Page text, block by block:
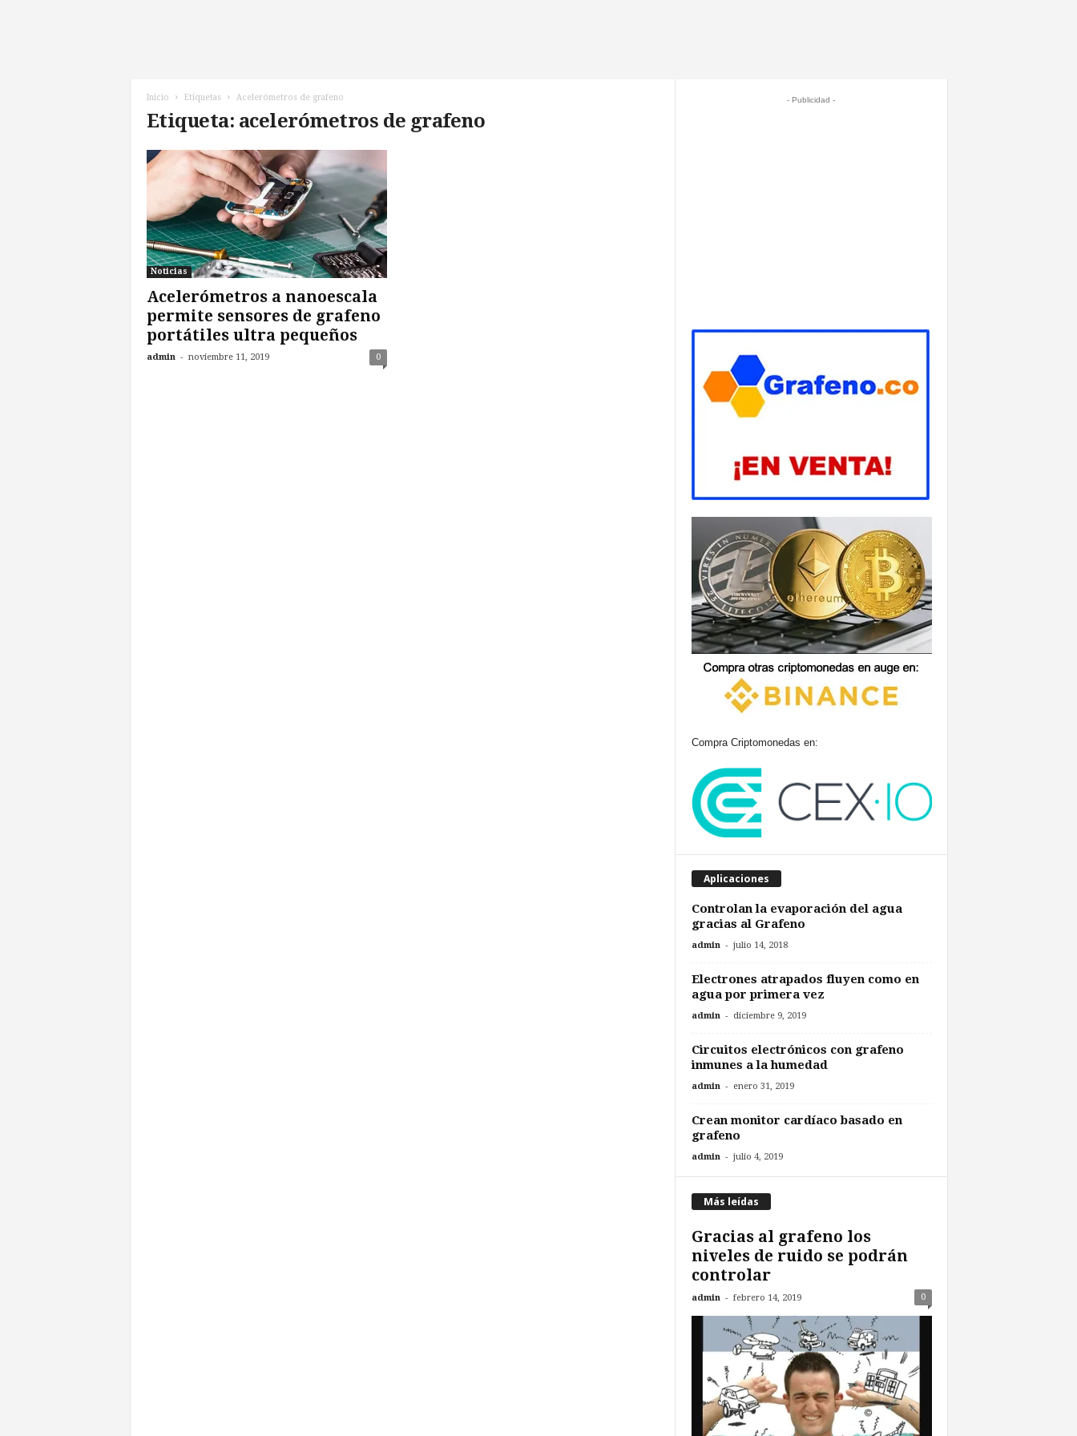
Inicio Etiquetas Acelerómetros de grafeno
Etiqueta: acelerómetros de grafeno
Noticias
Acelerómetros a nanoescala
permite sensores de grafeno
portátiles ultra pequeños
admin - noviembre 11, 2019 0
- Publicidad -
Compra Criptomonedas en:
Aplicaciones
Controlan la evaporación del agua
gracias al Grafeno
admin - julio 14, 2018
Electrones atrapados fluyen como en
agua por primera vez
admin - diciembre 9, 2019
Circuitos electrónicos con grafeno
inmunes a la humedad
admin - enero 31, 2019
Crean monitor cardíaco basado en
grafeno
admin - julio 4, 2019
Más leídas
Gracias al grafeno los
niveles de ruido se podrán
controlar
admin - febrero 14, 2019 0